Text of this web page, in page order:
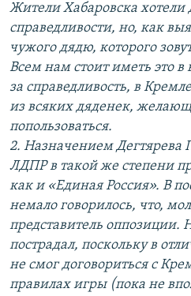
Жители Хабаровска хотели
справедливости, но, как
чужого дядю, которого
Всем нам стоит иметь это
за справедливость, в
из всяких дяденек,
попользоваться.
2. Назначением Дегтярева
ЛДПР в такой же степени
как и «Единая Россия». В
немало говорилось, что,
представитель оппозиции.
пострадал, поскольку в
не смог договориться с
правилах игры (пока не